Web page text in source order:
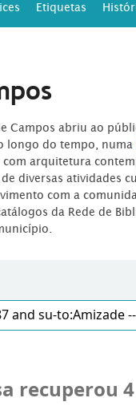
Etiquetas
Campos abriu ao
longo do tempo, numa
arquitetura
de diversas atividades
com a
da Rede de
recuperou